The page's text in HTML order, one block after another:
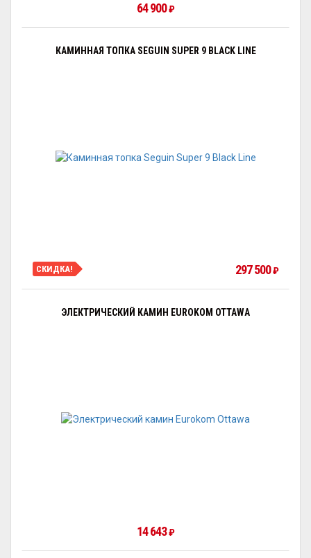
64 900₽
КАМИННАЯ ТОПКА SEGUIN SUPER 9 BLACK LINE
СКИДКА! 297 500₽
ЭЛЕКТРИЧЕСКИЙ КАМИН EUROKOM OTTAWA
14 643₽